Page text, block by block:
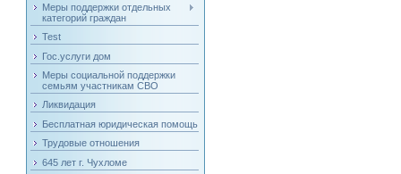
Меры поддержки отдельных
категорий граждан
Test
Гос.услуги дом
Меры социальной поддержки
семьям участникам СВО
Ликвидация
Бесплатная юридическая помощь
Трудовые отношения
645 лет г. Чухломе